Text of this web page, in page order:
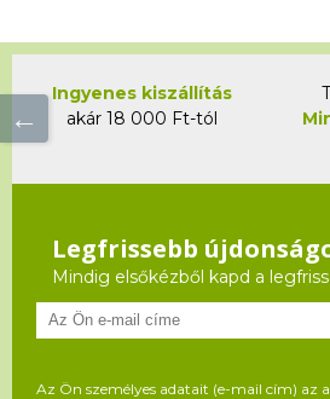
Ingyenes kiszállítás
akár 18 000 Ft-tól
Legfrissebb
Mindig elsőkézből kapd a
Az Ön személyes adatait (e-mail cím) az